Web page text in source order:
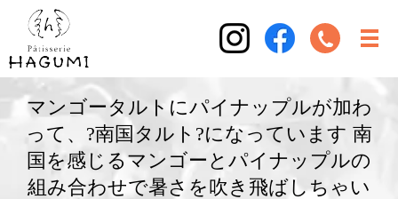
マンゴータルトにパイナップルが加わ
って、?南国タルト?になっています 南
国を感じるマンゴーとパイナップルの
組み合わせで暑さを吹き飛ばしちゃい